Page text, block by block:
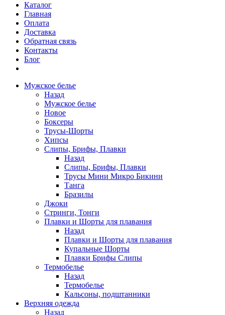
Каталог
Главная
Оплата
Доставка
Обратная связь
Контакты
Блог
Мужское белье
Назад
Мужское белье
Новое
Боксеры
Трусы-Шорты
Хипсы
Слипы, Брифы, Плавки
Назад
Слипы, Брифы, Плавки
Трусы Мини Микро Бикини
Танга
Бразилы
Джоки
Стринги, Тонги
Плавки и Шорты для плавания
Назад
Плавки и Шорты для плавания
Купальные Шорты
Плавки Брифы Слипы
Термобелье
Назад
Термобелье
Кальсоны, подштанники
Верхняя одежда
Назад